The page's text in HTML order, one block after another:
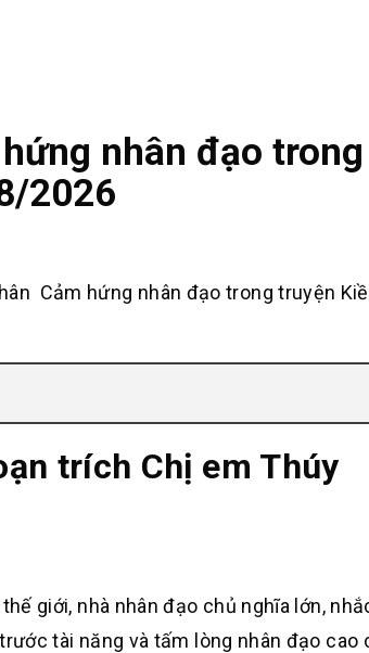
nhân đạo
2026
Cảm hứng nhân đạo trong truyện
trích Chị em Thúy
giới, nhà nhân đạo chủ nghĩa lớn,
tài năng và tấm lòng nhân đạo cao